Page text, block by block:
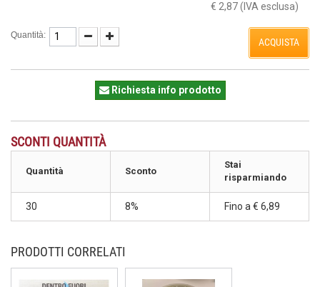
€ 2,87(IVA esclusa)
Quantità:
ACQUISTA
Richiesta info prodotto
SCONTI QUANTITÀ
Quantità Sconto
Stai
risparmiando
30 8% Fino a € 6,89
PRODOTTI CORRELATI